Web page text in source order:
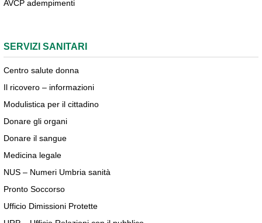
AVCP adempimenti
SERVIZI SANITARI
Centro salute donna
Il ricovero – informazioni
Modulistica per il cittadino
Donare gli organi
Donare il sangue
Medicina legale
NUS – Numeri Umbria sanità
Pronto Soccorso
Ufficio Dimissioni Protette